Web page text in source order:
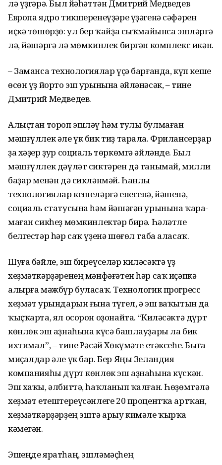
лә үҙгәрә. Был йәһәттән Дмитрий Медведев
Европа ядро тикшере­неүҙәре үҙәгенә сәфәрен
иҫкә төшөрҙө: ул бер ҡайҙа сыҡмайынса эшләргә
лә, йәшәргә лә мөмкинлек биргән комплекс икән.
– Заманса технологиялар үҫә бар­ған­да, күп кеше
өсөн үҙ йорто эш урынына әйләнәсәк, – тине
Дмитрий Медведев.
Алыҫтан тороп эшләү һәм тулы булмаған
мәшғүллек әле үк бик тиҙ тарала. Фрилансерҙар
ҙа хәҙер ҙур социаль төркөмгә әйләнде. Был
мәшғүллек дәүләт сиктәрен дә танымай, милли
баҙар менән дә сикләнмәй. Һанлы
технологиялар кешеләргә енесенә, йәшенә,
социаль статусына һәм йәшәгән урынына ҡара­
маған сикһеҙ мөмкинлектәр бирә. Һәләтле
белгестәр һәр саҡ үҙенә шөғөл таба аласаҡ.
Шуға бәйле, эш биреүселәр киләсәктә үҙ
хеҙмәткәрҙәренең мәнфәғәтен һәр саҡ иҫәпкә
алырға мәжбүр буласаҡ. Технологик прогресс
хеҙмәт урындарын ғына түгел, ә эш ваҡытын да
ҡыҫҡарта, ял осорон оҙонайта. “Киләсәктә дүрт
көнлөк эш аҙнаһына күсә башлауҙары ла бик
ихтимал”, – тине Рәсәй Хөкүмәте етәксеһе. Быға
миҫалдар әле үк бар. Бер Яңы Зеландия
компанияһы дүрт көнлөк эш аҙнаһына күскән.
Эш хаҡы, әлбиттә, һаҡланып ҡалған. Һөҙөмтәлә
хеҙмәт етештереүсәнлеге 20 процентҡа артҡан,
хеҙмәткәрҙәрҙең эштә арыу кимәле ҡырҡа
кәмегән.
Эшеңде яратһаң, эшләмәҫһең